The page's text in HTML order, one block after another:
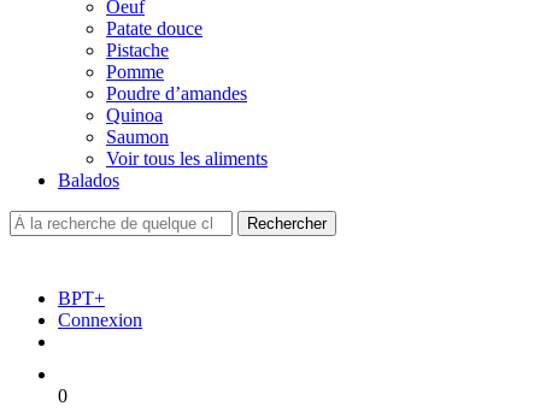
Oeuf
Patate douce
Pistache
Pomme
Poudre d’amandes
Quinoa
Saumon
Voir tous les aliments
Balados
BPT+
Connexion
0